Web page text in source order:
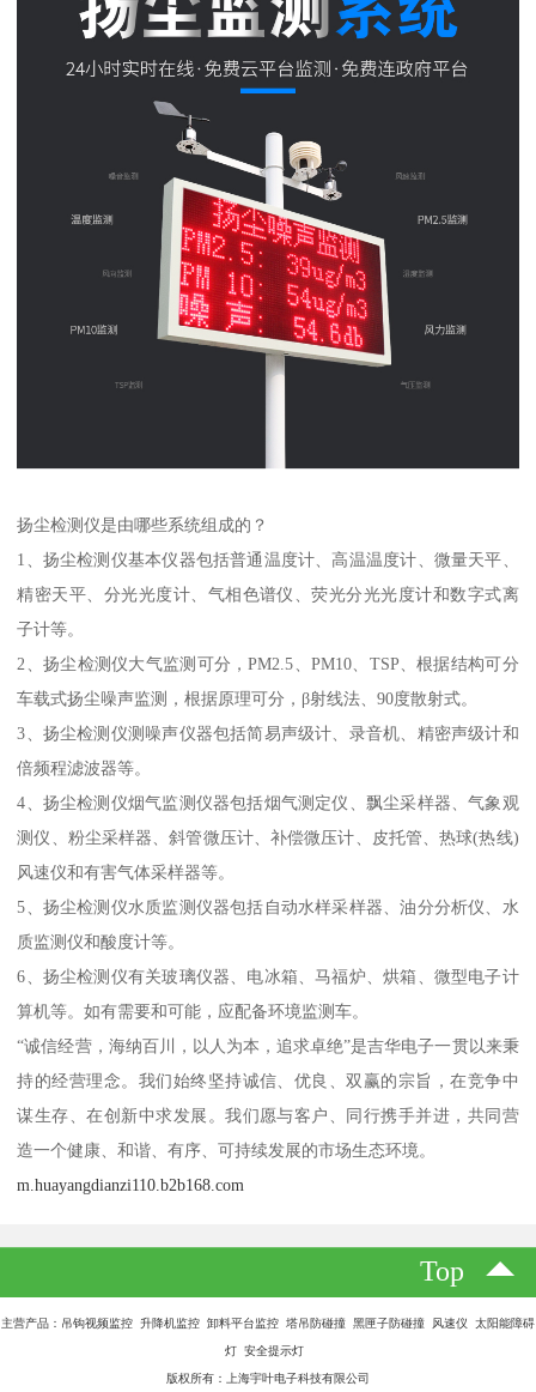
扬尘检测仪是由哪些系统组成的？
1、扬尘检测仪基本仪器包括普通温度计、高温温度计、微量天平、
精密天平、分光光度计、气相色谱仪、荧光分光光度计和数字式离
子计等。
2、扬尘检测仪大气监测可分，PM2.5、PM10、TSP、根据结构可分
车载式扬尘噪声监测，根据原理可分，β射线法、90度散射式。
3、扬尘检测仪测噪声仪器包括简易声级计、录音机、精密声级计和
倍频程滤波器等。
4、扬尘检测仪烟气监测仪器包括烟气测定仪、飘尘采样器、气象观
测仪、粉尘采样器、斜管微压计、补偿微压计、皮托管、热球(热线)
风速仪和有害气体采样器等。
5、扬尘检测仪水质监测仪器包括自动水样采样器、油分分析仪、水
质监测仪和酸度计等。
6、扬尘检测仪有关玻璃仪器、电冰箱、马福炉、烘箱、微型电子计
算机等。如有需要和可能，应配备环境监测车。
“诚信经营，海纳百川，以人为本，追求卓绝”是吉华电子一贯以来秉
持的经营理念。我们始终坚持诚信、优良、双赢的宗旨，在竞争中
谋生存、在创新中求发展。我们愿与客户、同行携手并进，共同营
造一个健康、和谐、有序、可持续发展的市场生态环境。
m.huayangdianzi110.b2b168.com
Top
主营产品：吊钩视频监控 升降机监控 卸料平台监控 塔吊防碰撞 黑匣子防碰撞 风速仪 太阳能障碍
灯 安全提示灯
版权所有：上海宇叶电子科技有限公司